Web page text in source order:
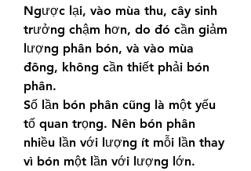
Ngược lại, vào mùa thu, cây sinh
trưởng chậm hơn, do đó cần giảm
lượng phân bón, và vào mùa
đông, không cần thiết phải bón
phân.
Số lần bón phân cũng là một yếu
tố quan trọng. Nên bón phân
nhiều lần với lượng ít mỗi lần thay
vì bón một lần với lượng lớn.